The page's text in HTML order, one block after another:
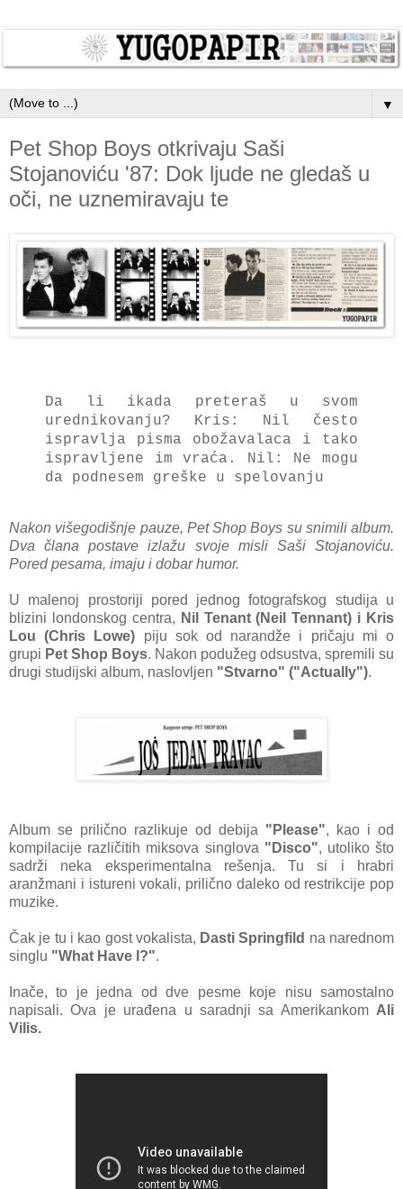
▼
Pet Shop Boys otkrivaju Saši
Stojanoviću '87: Dok ljude ne gledaš u
oči, ne uznemiravaju te
Da li ikada preteraš u svom
urednikovanju? Kris: Nil često
ispravlja pisma obožavalaca i tako
ispravljene im vraća. Nil: Ne mogu
da podnesem greške u spelovanju
Nakon višegodišnje pauze, Pet Shop Boys su snimili album.
Dva člana postave izlažu svoje misli Saši Stojanoviću.
Pored pesama, imaju i dobar humor.
U malenoj prostoriji pored jednog fotografskog studija u
blizini londonskog centra, Nil Tenant (Neil Tennant) i Kris
Lou (Chris Lowe) piju sok od narandže i pričaju mi o
grupi Pet Shop Boys. Nakon podužeg odsustva, spremili su
drugi studijski album, naslovljen "Stvarno" ("Actually").
Album se prilično razlikuje od debija "Please", kao i od
kompilacije različitih miksova singlova "Disco", utoliko što
sadrži neka eksperimentalna rešenja. Tu si i hrabri
aranžmani i istureni vokali, prilično daleko od restrikcije pop
muzike.
Čak je tu i kao gost vokalista, Dasti Springfild na narednom
singlu "What Have I?".
Inače, to je jedna od dve pesme koje nisu samostalno
napisali. Ova je urađena u saradnji sa Amerikankom Ali
Vilis.